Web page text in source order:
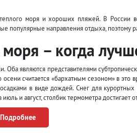
моря и хороших пляжей. В России
популярные направления отдыха, поэтому
– когда
являются представителями
считается «бархатным сезоном» в
в виде дождей. Снег для
и август, столбик термометра достигает
Подробнее